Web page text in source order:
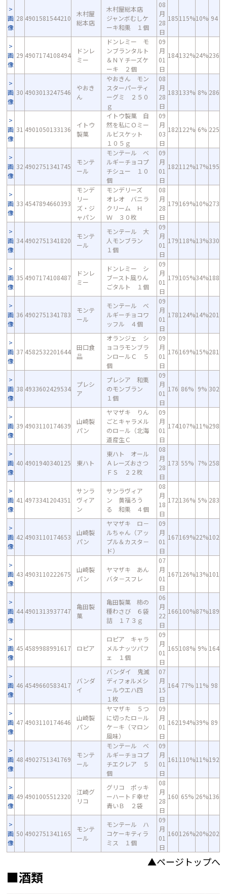
画
像
28 4901581544210
木村屋
総本店
木村屋総本店
ジャンボむしケ
ーキ和栗 １個
08
月
28
日
185115%10% 94
画
像
29 4907174108494
ドンレ
ミー
ドンレミー モ
ンブランタルト
＆ＮＹチーズケ
ーキ ２個
09
月
01
日
184132%24%236
画
像
30 4903013247546
やおき
ん
やおきん モン
スターパーティ
ーグミ ２５０
ｇ
08
月
28
日
183133% 8% 286
画
像
31 4901050133136
イトウ
製菓
イトウ製菓 自
然を私にＯミー
ルビスケット
１０５ｇ
09
月
03
日
182122% 6% 225
画
像
32 4902751341745
モンテ
ール
モンテール ベ
ルギーチョコプ
チシュー １０
個
09
月
01
日
182112%17%195
画
像
33 4547894660393
モンデ
リー
ズ・ジ
ャパン
モンデリーズ
オレオ バニラ
クリーム Ｈ
Ｗ ３０枚
08
月
28
日
179169%10%273
画
像
34 4902751341820
モンテ
ール
モンテール 大
人モンブラン
１個
09
月
01
日
179118%13%330
画
像
35 4907174108487
ドンレ
ミー
ドンレミー シ
ブースト風りん
ごタルト １個
09
月
01
日
179105%34%188
画
像
36 4902751341783
モンテ
ール
モンテール ベ
ルギーチョコワ
ッフル ４個
09
月
01
日
178124%14%201
画
像
37 4582532201644
田口食
品
オランジェ シ
ョコラモンブラ
ンロールＣ ５
個
09
月
01
日
176169%15%281
画
像
38 4933602429534
プレシ
ア
プレシア 和栗
のモンブラン
１個
09
月
01
日
176 86% 9% 302
画
像
39 4903110174639
山崎製
パン
ヤマザキ りん
ごとキャラメル
のロ－ル（北海
道産生Ｃ
09
月
01
日
174107%11%298
画
像
40 4901940340125 東ハト
東ハト オール
Ａレーズおさつ
ＦＳ ２２枚
08
月
28
日
173 55% 7% 258
画
像
41 4973341204351
サンラ
ヴィア
ン
サンラヴィア
ン 黄福ろう
る 和栗 ４個
08
月
18
日
172136% 5% 283
画
像
42 4903110174653
山崎製
パン
ヤマザキ ロ－
ルちゃん（アッ
プル＆カスタ－
ド）
09
月
01
日
167169%22%102
画
像
43 4903110222675
山崎製
パン
ヤマザキ あん
バタ－スフレ
07
月
01
日
167126%13%101
画
像
44 4901313937747
亀田製
菓
亀田製菓 柿の
種わさび ６袋
詰 １７３ｇ
06
月
22
日
166100%87%189
画
像
45 4589988991617 ロピア
ロピア キャラ
メルナッツパフ
ェ １個
09
月
01
日
165108% 9% 164
画
像
46 4549660583417
バンダ
イ
バンダイ 鬼滅
ディフォルメシ
ールウエハ四
１枚
07
月
15
日
164 77% 11% 98
画
像
47 4903110174646
山崎製
パン
ヤマザキ ５つ
に切ったロ－ル
ケ－キ（マロン
風味）
09
月
01
日
162194%39% 89
画
像
48 4902751341769
モンテ
ール
モンテール ベ
ルギーチョコプ
チエクレア ５
個
09
月
01
日
161 110%11%192
画
像
49 4901005512320
江崎グ
リコ
グリコ ポッキ
ーハートＦ幸せ
青いＢ ２袋
08
月
28
日
160 65% 26%136
画
像
50 4902751341165
モンテ
ール
モンテール ハ
コケーキティラ
ミス １個
09
月
01
日
160126%20%202
▲ページトップへ
■酒類